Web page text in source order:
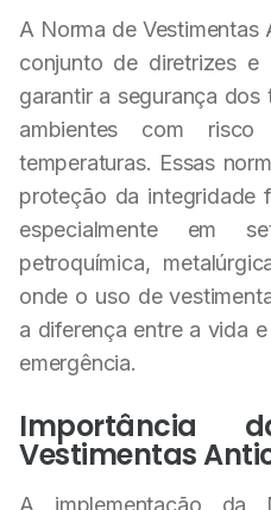
A Norma de Vestimentas
conjunto de diretrizes e
garantir a segurança
ambientes com
temperaturas. Essas
proteção da integridade
especialmente em
petroquímica,
onde o uso de
a diferença entre a vida
emergência.
Importância
Vestimentas
A implementação da